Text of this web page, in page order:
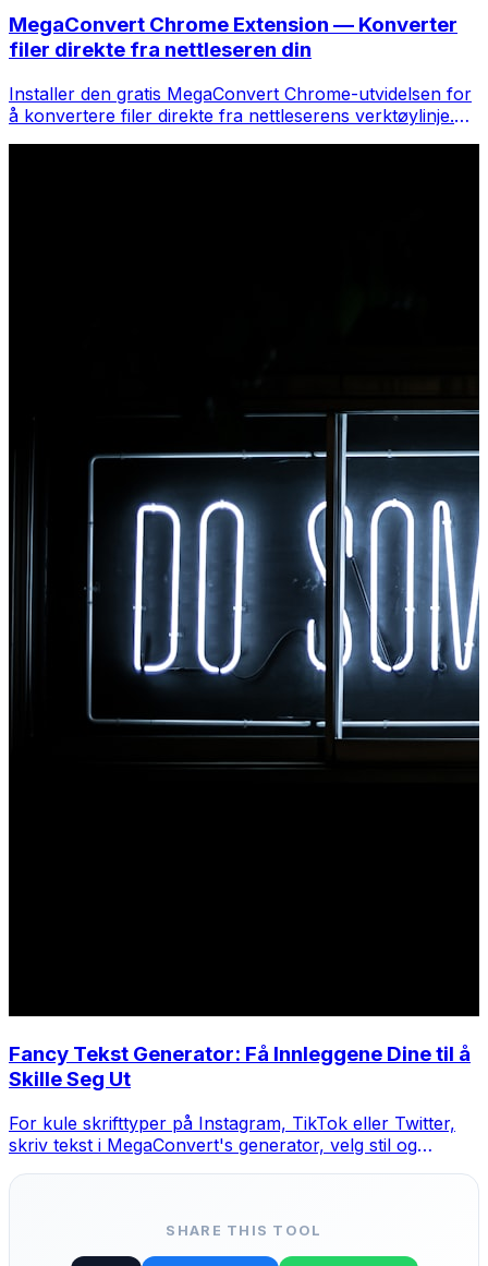
MegaConvert Chrome Extension — Konverter
filer direkte fra nettleseren din
Installer den gratis MegaConvert Chrome-utvidelsen for
å konvertere filer direkte fra nettleserens verktøylinje.
Fancy Tekst Generator: Få Innleggene Dine til å
Skille Seg Ut
For kule skrifttyper på Instagram, TikTok eller Twitter,
skriv tekst i MegaConvert's generator, velg stil og
SHARE THIS TOOL